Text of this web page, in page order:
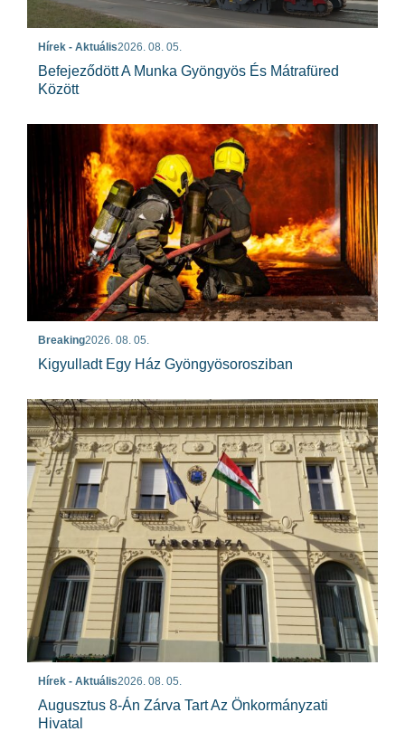
Hírek - Aktuális2026. 08. 05.
Befejeződött A Munka Gyöngyös És Mátrafüred
Között
Breaking2026. 08. 05.
Kigyulladt Egy Ház Gyöngyösorosziban
Hírek - Aktuális2026. 08. 05.
Augusztus 8-Án Zárva Tart Az Önkormányzati
Hivatal